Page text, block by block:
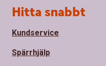
Sidfot
Hitta snabbt
Kundservice
Spärrhjälp